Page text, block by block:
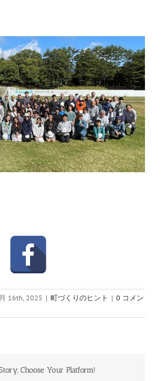
16th, 2025 | 町づくりのヒント | 0 コメン
Choose Your Platform!